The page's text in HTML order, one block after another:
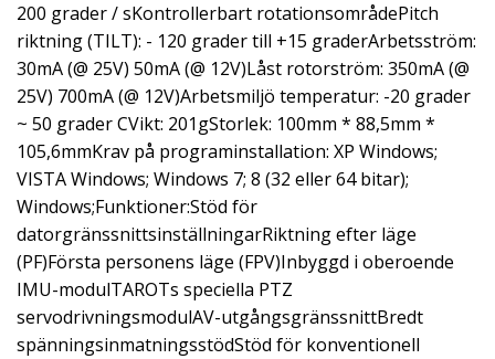
200 grader / sKontrollerbart rotationsområdePitch
riktning (TILT): - 120 grader till +15 graderArbetsström:
30mA (@ 25V) 50mA (@ 12V)Låst rotorström: 350mA (@
25V) 700mA (@ 12V)Arbetsmiljö temperatur: -20 grader
~ 50 grader CVikt: 201gStorlek: 100mm * 88,5mm *
105,6mmKrav på programinstallation: XP Windows;
VISTA Windows; Windows 7; 8 (32 eller 64 bitar);
Windows;Funktioner:Stöd för
datorgränssnittsinställningarRiktning efter läge
(PF)Första personens läge (FPV)Inbyggd i oberoende
IMU-modulTAROTs speciella PTZ
servodrivningsmodulAV-utgångsgränssnittBredt
spänningsinmatningsstödStöd för konventionell